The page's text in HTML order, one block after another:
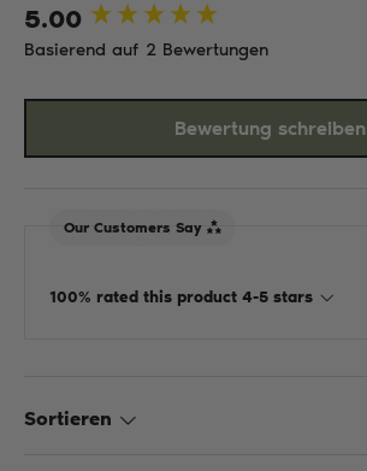
5.00
Basierend auf 2 Bewertungen
Bewertung schreiben
Our Customers Say
100% rated this product 4-5 stars
Sortieren
New content loaded